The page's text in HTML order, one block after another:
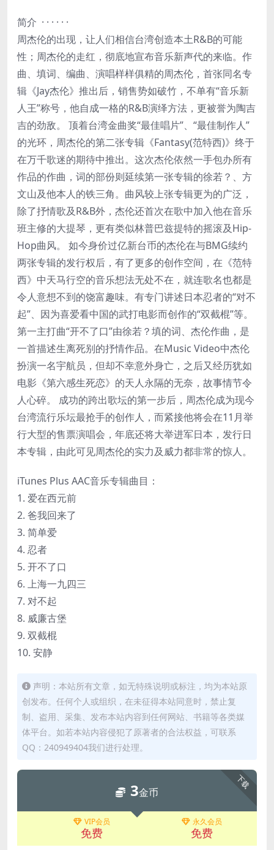
简介 · · · · · ·
周杰伦的出现，让人们相信台湾创造本土R&B的可能
性；周杰伦的走红，彻底地宣布音乐新声代的来临。作
曲、填词、编曲、演唱样样俱精的周杰伦，首张同名专
辑《Jay杰伦》推出后，销售势如破竹，不单有“音乐新
人王”称号，他自成一格的R&B演绎方法，更被誉为陶吉
吉的劲敌。 顶着台湾金曲奖“最佳唱片”、“最佳制作人”
的光环，周杰伦的第二张专辑《Fantasy(范特西)》终于
在万千歌迷的期待中推出。这次杰伦依然一手包办所有
作品的作曲，词的部份则延续第一张专辑的徐若？、方
文山及他本人的铁三角。曲风较上张专辑更为的广泛，
除了抒情歌及R&B外，杰伦还首次在歌中加入他在音乐
班主修的大提琴，更有类似林普巴兹提特的摇滚及Hip-
Hop曲风。 如今身价过亿新台币的杰伦在与BMG续约
两张专辑的发行权后，有了更多的创作空间，在《范特
西》中天马行空的音乐想法无处不在，就连歌名也都是
令人意想不到的饶富趣味。有专门讲述日本忍者的“对不
起”、因为喜爱看中国的武打电影而创作的“双截棍”等。
第一主打曲“开不了口”由徐若？填的词、杰伦作曲，是
一首描述生离死别的抒情作品。在Music Video中杰伦
扮演一名宇航员，但却不幸意外身亡，之后又经历犹如
电影《第六感生死恋》的天人永隔的无奈，故事情节令
人心碎。 成功的跨出歌坛的第一步后，周杰伦成为现今
台湾流行乐坛最抢手的创作人，而紧接他将会在11月举
行大型的售票演唱会，年底还将大举进军日本，发行日
本专辑，由此可见周杰伦的实力及威力都非常的惊人。
iTunes Plus AAC音乐专辑曲目：
1. 爱在西元前
2. 爸我回来了
3. 简单爱
4. 忍者
5. 开不了口
6. 上海一九四三
7. 对不起
8. 威廉古堡
9. 双截棍
10. 安静
声明：本站所有文章，如无特殊说明或标注，均为本站原
创发布。任何个人或组织，在未征得本站同意时，禁止复
制、盗用、采集、发布本站内容到任何网站、书籍等各类媒
体平台。如若本站内容侵犯了原著者的合法权益，可联系
QQ：240949404我们进行处理。
下载
3金币
VIP会员
免费
永久会员
免费